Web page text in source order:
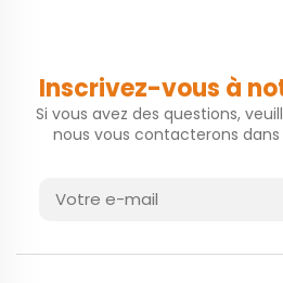
Inscrivez-vous à
Si vous avez des questions,
nous vous contacterons dans